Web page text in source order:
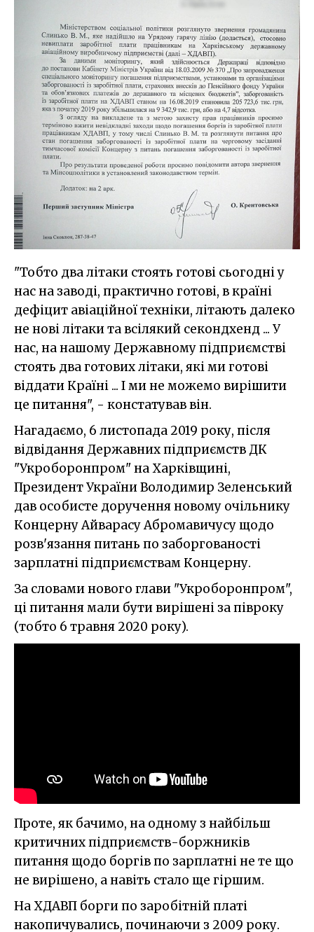
"Тобто два літаки стоять готові сьогодні у
нас на заводі, практично готові, в країні
дефіцит авіаційної техніки, літають далеко
не нові літаки та всілякий секондхенд ... У
нас, на нашому Державному підприємстві
стоять два готових літаки, які ми готові
віддати Країні ... І ми не можемо вирішити
це питання", - констатував він.
Нагадаємо, 6 листопада 2019 року, після
відвідання Державних підприємств ДК
"Укроборонпром" на Харківщині,
Президент України Володимир Зеленський
дав особисте доручення новому очільнику
Концерну Айварасу Абромавичусу щодо
розв'язання питань по заборгованості
зарплатні підприємствам Концерну.
За словами нового глави "Укроборонпром",
ці питання мали бути вирішені за півроку
(тобто 6 травня 2020 року).
Проте, як бачимо, на одному з найбільш
критичних підприємств-боржників
питання щодо боргів по зарплатні не те що
не вирішено, а навіть стало ще гіршим.
На ХДАВП борги по заробітній платі
накопичувались, починаючи з 2009 року.